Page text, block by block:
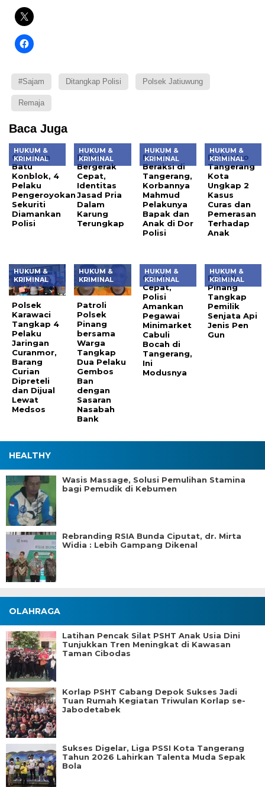
#Sajam Ditangkap Polisi Polsek Jatiuwung
Remaja
Baca Juga
HUKUM &
KRIMINAL
Gunakan
Batu
Konblok, 4
Pelaku
Pengeroyokan
Sekuriti
Diamankan
Polisi
HUKUM &
KRIMINAL
Polisi
Bergerak
Cepat,
Identitas
Jasad Pria
Dalam
Karung
Terungkap
HUKUM &
KRIMINAL
Begal
Beraksi di
Tangerang,
Korbannya
Mahmud
Pelakunya
Bapak dan
Anak di Dor
Polisi
HUKUM &
KRIMINAL
Polrestro
Tangerang
Kota
Ungkap 2
Kasus
Curas dan
Pemerasan
Terhadap
Anak
HUKUM &
KRIMINAL
Polsek
Karawaci
Tangkap 4
Pelaku
Jaringan
Curanmor,
Barang
Curian
Dipreteli
dan Dijual
Lewat
Medsos
HUKUM &
KRIMINAL
Patroli
Polsek
Pinang
bersama
Warga
Tangkap
Dua Pelaku
Gembos
Ban
dengan
Sasaran
Nasabah
Bank
HUKUM &
KRIMINAL
Gerak
Cepat,
Polisi
Amankan
Pegawai
Minimarket
Cabuli
Bocah di
Tangerang,
Ini
Modusnya
HUKUM &
KRIMINAL
Polsek
Pinang
Tangkap
Pemilik
Senjata Api
Jenis Pen
Gun
HEALTHY
Wasis Massage, Solusi Pemulihan Stamina
bagi Pemudik di Kebumen
Rebranding RSIA Bunda Ciputat, dr. Mirta
Widia : Lebih Gampang Dikenal
OLAHRAGA
Latihan Pencak Silat PSHT Anak Usia Dini
Tunjukkan Tren Meningkat di Kawasan
Taman Cibodas
Korlap PSHT Cabang Depok Sukses Jadi
Tuan Rumah Kegiatan Triwulan Korlap se-
Jabodetabek
Sukses Digelar, Liga PSSI Kota Tangerang
Tahun 2026 Lahirkan Talenta Muda Sepak
Bola